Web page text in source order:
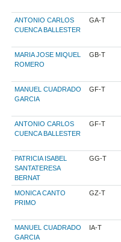
ANTONIO CARLOS
CUENCA BALLESTER
GA-T
MARIA JOSE MIQUEL
ROMERO
GB-T
MANUEL CUADRADO
GARCIA
GF-T
ANTONIO CARLOS
CUENCA BALLESTER
GF-T
PATRICIA ISABEL
SANTATERESA
BERNAT
GG-T
MONICA CANTO
PRIMO
GZ-T
MANUEL CUADRADO
GARCIA
IA-T